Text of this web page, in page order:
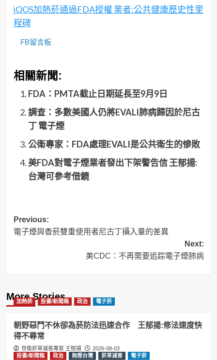
iQOS加熱菸通過FDA授權 業者:公共健康歷史性里
程碑
FB留言板
相關新聞:
FDA：PMTA截止日期延長至9月9日
調查：多數美國人仍將EVALI肺病歸因於尼古
丁 電子煙
公衛專家：FDA處理EVALI是公共衛生的慘敗
美FDA對電子煙業者發出下架警告信 王郁揚:
台灣可參考借鏡
Post
navigation
Previous:
電子煙與香菸雙重使用者尼古丁攝入量的差異
Next:
美CDC：不再需要追踪電子煙肺病
More Stories
加熱菸 投書/新聞稿 政治 電子菸
朝野惡鬥不休卻為菸防法迅速合作 王郁揚:修法速度快
得不尋常
世衛菸草減害專家 王郁揚
2026-08-03
投書/新聞稿
政治 無煙台灣 菸草減害 電子菸